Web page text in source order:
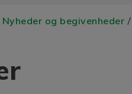
Nyheder og begivenheder /